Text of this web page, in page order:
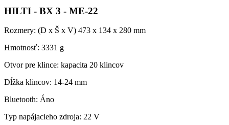
HILTI - BX 3 - ME-22
Rozmery: (D x Š x V) 473 x 134 x 280 mm
Hmotnosť: 3331 g
Otvor pre klince: kapacita 20 klincov
Dĺžka klincov: 14-24 mm
Bluetooth: Áno
Typ napájacieho zdroja: 22 V